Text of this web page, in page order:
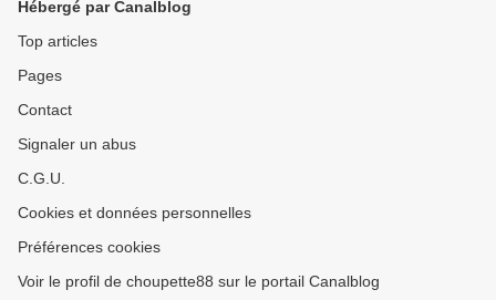
Hébergé par Canalblog
Top articles
Pages
Contact
Signaler un abus
C.G.U.
Cookies et données personnelles
Préférences cookies
Voir le profil de choupette88 sur le portail Canalblog